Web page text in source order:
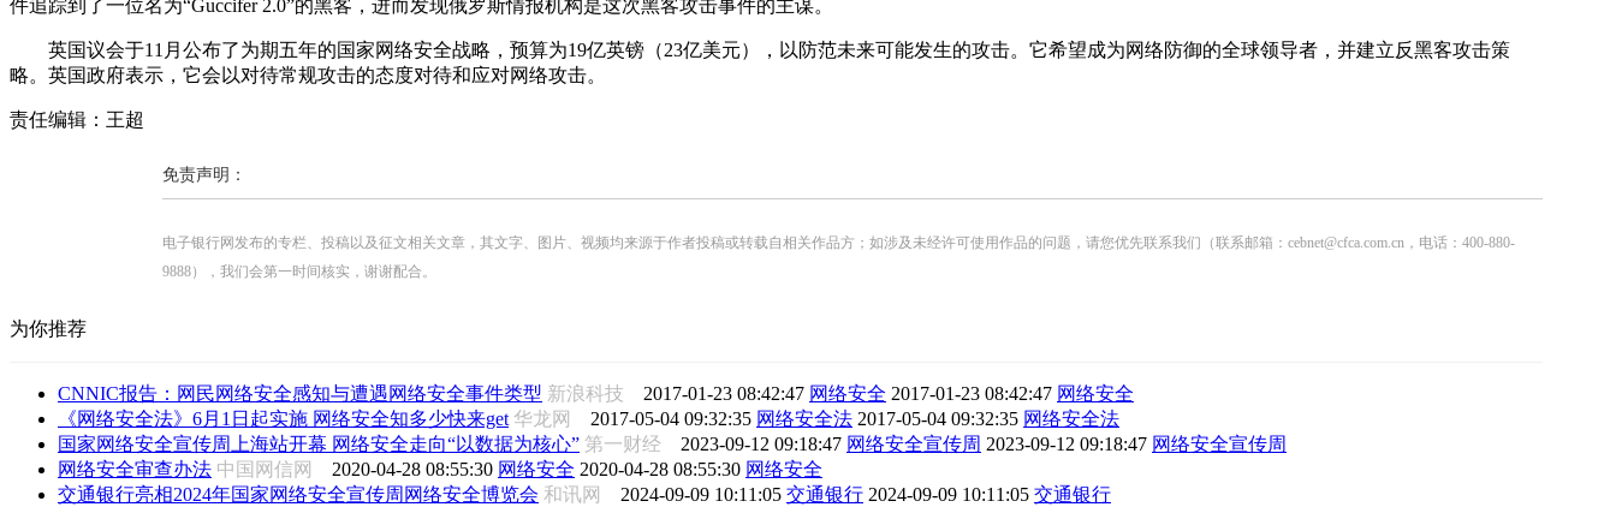
件追踪到了一位名为“Guccifer 2.0”的黑客，进而发现俄罗斯情报机构是这次黑客攻击事件的主谋。
英国议会于11月公布了为期五年的国家网络安全战略，预算为19亿英镑（23亿美元），以防范未来可能发生的攻击。它希望成为网络防御的全球领导者，并建立反黑客攻击策
略。英国政府表示，它会以对待常规攻击的态度对待和应对网络攻击。
责任编辑：王超
免责声明：
电子银行网发布的专栏、投稿以及征文相关文章，其文字、图片、视频均来源于作者投稿或转载自相关作品方；如涉及未经许可使用作品的问题，请您优先联系我们（联系邮箱：cebnet@cfca.com.cn，电话：400-880-
9888），我们会第一时间核实，谢谢配合。
为你推荐
CNNIC报告：网民网络安全感知与遭遇网络安全事件类型 新浪科技 2017-01-23 08:42:47 网络安全 2017-01-23 08:42:47 网络安全
《网络安全法》6月1日起实施 网络安全知多少快来get 华龙网 2017-05-04 09:32:35 网络安全法 2017-05-04 09:32:35 网络安全法
国家网络安全宣传周上海站开幕 网络安全走向“以数据为核心” 第一财经 2023-09-12 09:18:47 网络安全宣传周 2023-09-12 09:18:47 网络安全宣传周
网络安全审查办法 中国网信网 2020-04-28 08:55:30 网络安全 2020-04-28 08:55:30 网络安全
交通银行亮相2024年国家网络安全宣传周网络安全博览会 和讯网 2024-09-09 10:11:05 交通银行 2024-09-09 10:11:05 交通银行